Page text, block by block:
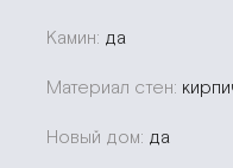
Камин: да
Материал стен:
Новый дом: да